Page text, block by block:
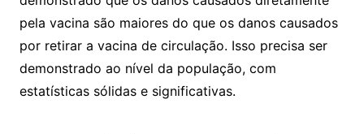
pela vacina são maiores do que os danos causados
por retirar a vacina de circulação. Isso precisa ser
demonstrado ao nível da população, com
estatísticas sólidas e significativas.